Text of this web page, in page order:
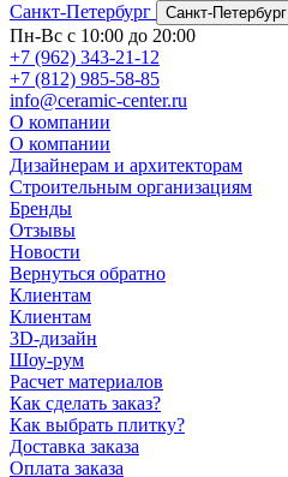
Санкт-Петербург
Санкт-Петербург
Пн-Вс с 10:00 до 20:00
+7 (962) 343-21-12
+7 (812) 985-58-85
info@ceramic-center.ru
О компании
О компании
Дизайнерам и архитекторам
Строительным организациям
Бренды
Отзывы
Новости
Вернуться обратно
Клиентам
Клиентам
3D-дизайн
Шоу-рум
Расчет материалов
Как сделать заказ?
Как выбрать плитку?
Доставка заказа
Оплата заказа